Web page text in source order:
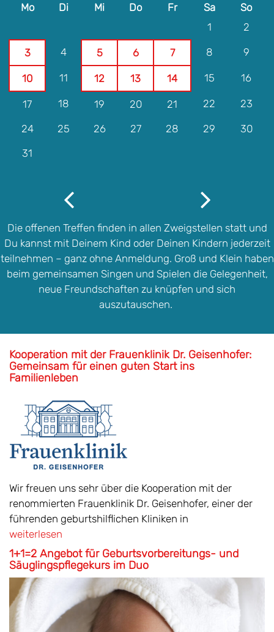
Mo Di Mi Do Fr Sa
So
1
2
3 4 5 6 7 8 9
10 11 12 13 14 15 16
17 18 19 20 21 22 23
24 25 26 27 28 29
30
31
Die offenen Treffen finden in allen Zweigstellen statt und
Du kannst mit Deinem Kind oder Deinen Kindern jederzeit
teilnehmen – ganz ohne Anmeldung. Groß und Klein haben
beim gemeinsamen Singen und Spielen die Gelegenheit,
neue Freundschaften zu knüpfen und sich
auszutauschen.
Kooperation mit der Frauenklinik Dr. Geisenhofer:
Gemeinsam für einen guten Start ins
Familienleben
Wir freuen uns sehr über die Kooperation mit der
renommierten Frauenklinik Dr. Geisenhofer, einer der
führenden geburtshilflichen Kliniken in
weiterlesen
1+1=2 Angebot für Geburtsvorbereitungs- und
Säuglingspflegekurs im Duo